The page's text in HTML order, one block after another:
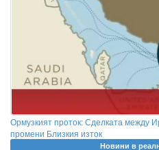
Ормузкият проток: Сделката между
промени Близкия изток
Новини в